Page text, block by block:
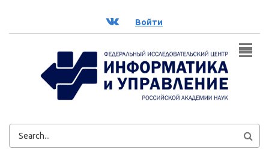
ВК Войти
ФОРМА